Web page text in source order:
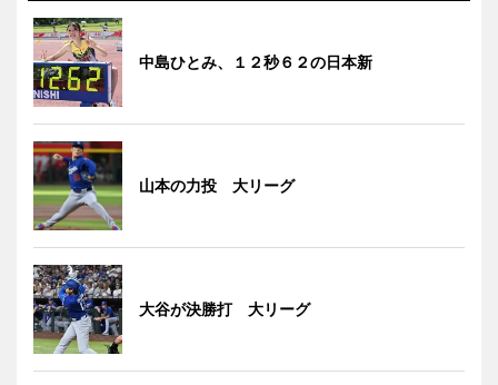
中島ひとみ、１２秒６２の日本新
山本の力投 大リーグ
大谷が決勝打 大リーグ